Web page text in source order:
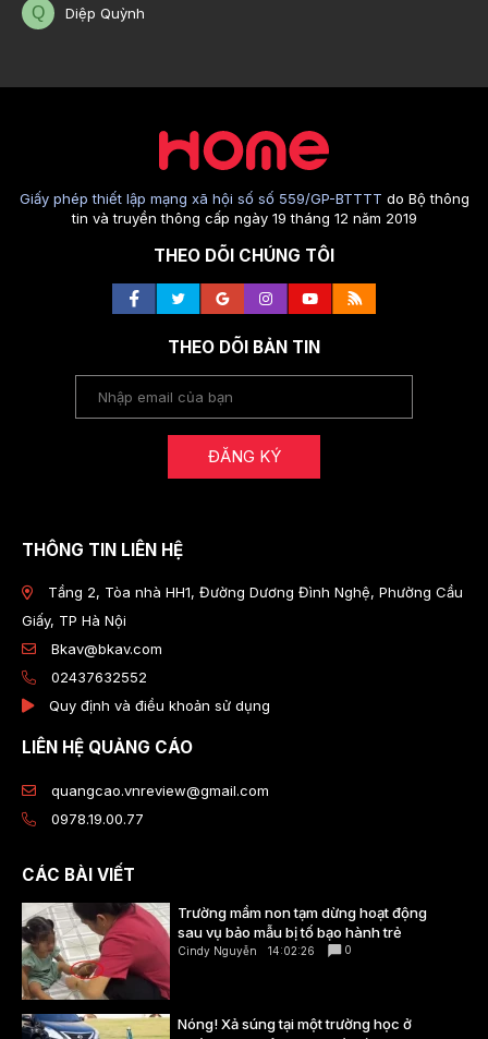
Q Diệp Quỳnh
Giấy phép thiết lập mạng xã hội số số 559/GP-BTTTT do Bộ thông
tin và truyền thông cấp ngày 19 tháng 12 năm 2019
THEO DÕI CHÚNG TÔI
THEO DÕI BẢN TIN
ĐĂNG KÝ
THÔNG TIN LIÊN HỆ
Tầng 2, Tòa nhà HH1, Đường Dương Đình Nghệ, Phường Cầu
Giấy, TP Hà Nội
Bkav@bkav.com
02437632552
Quy định và điều khoản sử dụng
LIÊN HỆ QUẢNG CÁO
quangcao.vnreview@gmail.com
0978.19.00.77
CÁC BÀI VIẾT
Trường mầm non tạm dừng hoạt động
sau vụ bảo mẫu bị tố bạo hành trẻ
Cindy Nguyễn 14:02:26 0
Nóng! Xả súng tại một trường học ở